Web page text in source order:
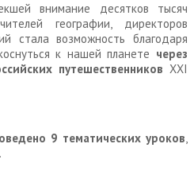
внимание десятков тысяч
географии, директоров
стала возможность благодаря
к нашей планете через
путешественников XXI
9 тематических уроков,